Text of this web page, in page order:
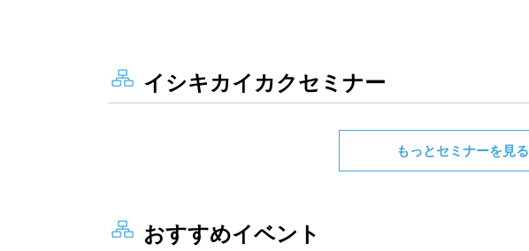
イシキカイカクセミナー
もっとセミナーを見る
おすすめイベント